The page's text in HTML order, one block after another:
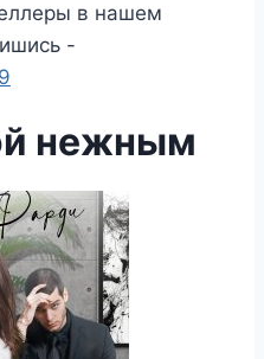
в нашем
-
нежным